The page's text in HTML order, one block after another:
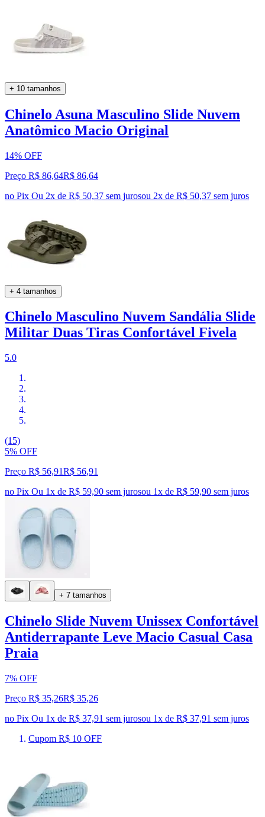
+ 10 tamanhos
Chinelo Asuna Masculino Slide Nuvem
Anatômico Macio Original
14% OFF
Preço R$ 86,64R$ 86,64
no Pix Ou 2x de R$ 50,37 sem jurosou 2x de R$ 50,37 sem juros
+ 4 tamanhos
Chinelo Masculino Nuvem Sandália Slide
Militar Duas Tiras Confortável Fivela
5.0
(15)
5% OFF
Preço R$ 56,91R$ 56,91
no Pix Ou 1x de R$ 59,90 sem jurosou 1x de R$ 59,90 sem juros
+ 7 tamanhos
Chinelo Slide Nuvem Unissex Confortável
Antiderrapante Leve Macio Casual Casa
Praia
7% OFF
Preço R$ 35,26R$ 35,26
no Pix Ou 1x de R$ 37,91 sem jurosou 1x de R$ 37,91 sem juros
Cupom R$ 10 OFF